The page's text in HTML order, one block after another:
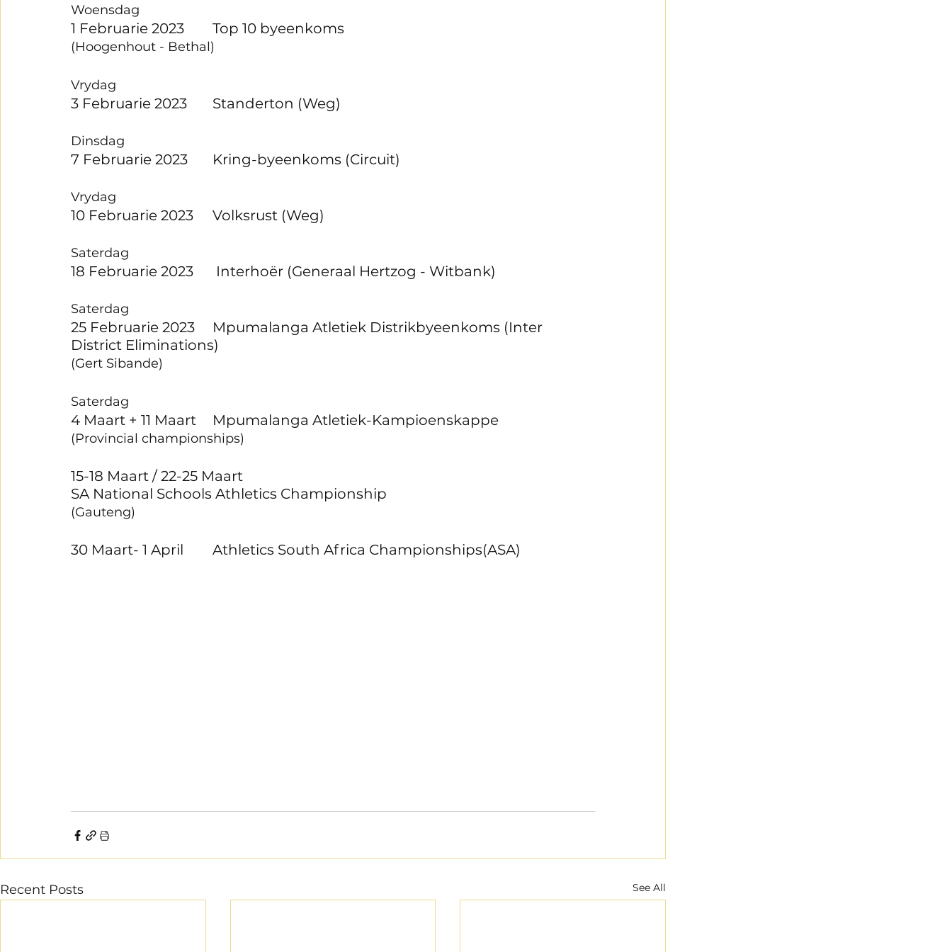
Woensdag
1 Februarie 2023	Top 10 byeenkoms
(Hoogenhout - Bethal)
Vrydag
3 Februarie 2023	Standerton (Weg)
Dinsdag
7 Februarie 2023	Kring-byeenkoms (Circuit)
Vrydag
10 Februarie 2023	Volksrust (Weg)
Saterdag
18 Februarie 2023	 Interhoër (Generaal Hertzog - Witbank)
Saterdag
25 Februarie 2023	Mpumalanga Atletiek Distrikbyeenkoms (Inter
District Eliminations)
(Gert Sibande)
Saterdag
4 Maart + 11 Maart	Mpumalanga Atletiek-Kampioenskappe
(Provincial championships)
SA National Schools Athletics Championship
(Gauteng)
30 Maart- 1 April	Athletics South Africa Championships(ASA)
Recent Posts See All